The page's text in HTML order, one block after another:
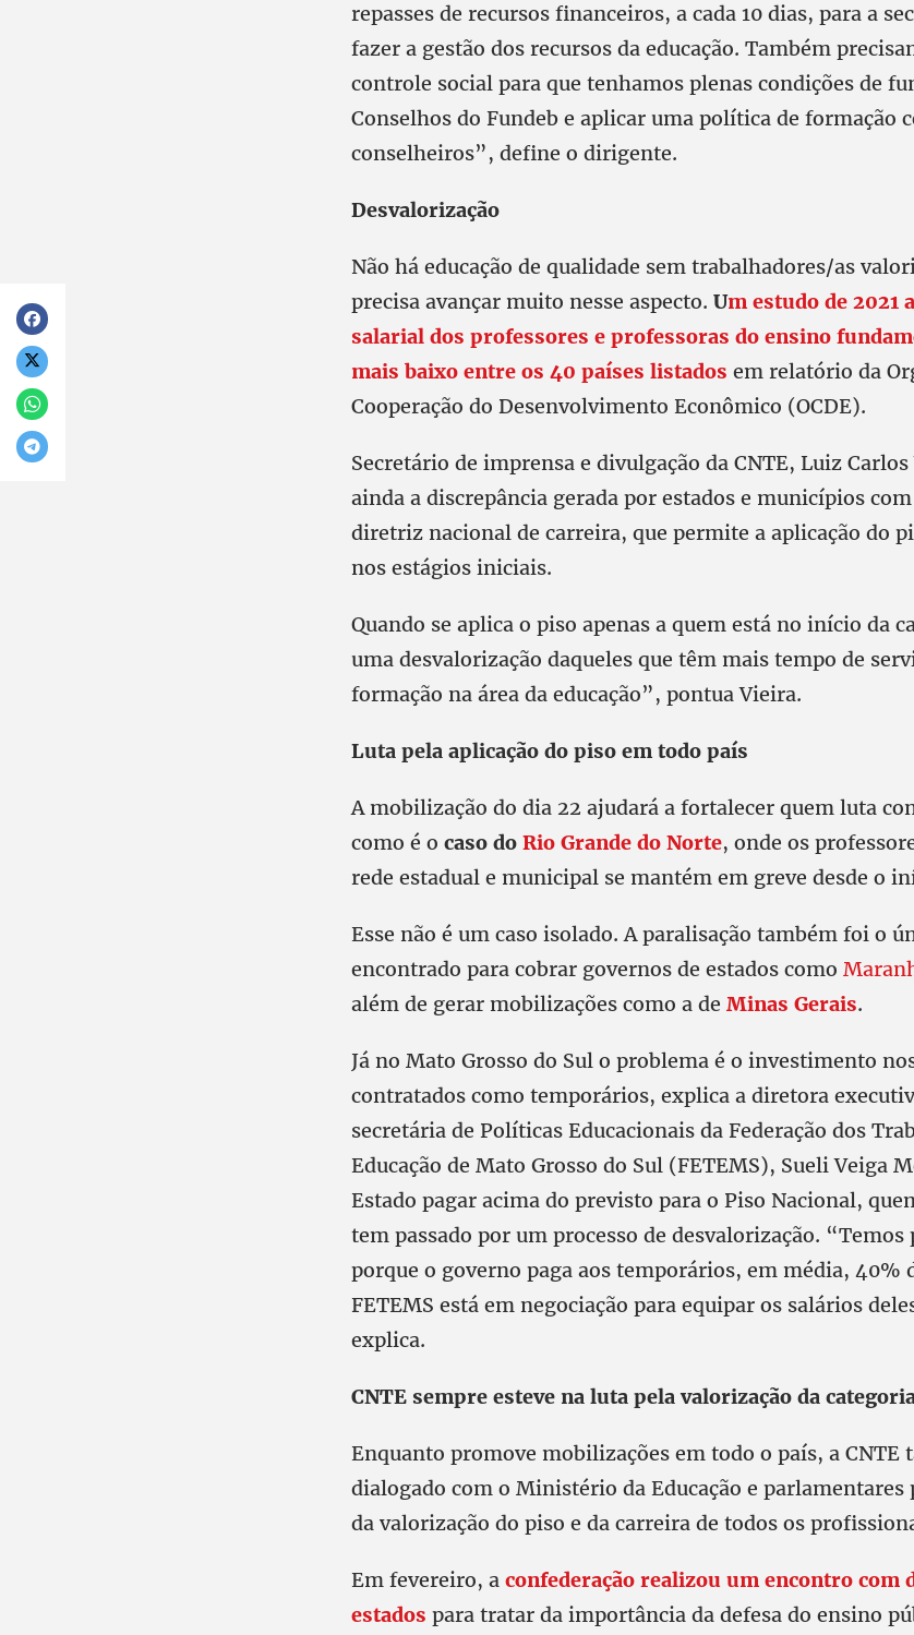
repasses de recursos financeiros, a cada 10 dias, para a
fazer a gestão dos recursos da educação. Também
controle social para que tenhamos plenas condições de
Conselhos do Fundeb e aplicar uma política de formação
conselheiros”, define o dirigente.
Desvalorização
Não há educação de qualidade sem trabalhadores/as
precisa avançar muito nesse aspecto. Um estudo de 2021
salarial dos professores e professoras do ensino
mais baixo entre os 40 países listados em relatório da
Cooperação do Desenvolvimento Econômico (OCDE).
Secretário de imprensa e divulgação da CNTE, Luiz
ainda a discrepância gerada por estados e municípios
diretriz nacional de carreira, que permite a aplicação do
nos estágios iniciais.
Quando se aplica o piso apenas a quem está no início da
uma desvalorização daqueles que têm mais tempo de
formação na área da educação”, pontua Vieira.
Luta pela aplicação do piso em todo país
A mobilização do dia 22 ajudará a fortalecer quem luta
como é o caso do Rio Grande do Norte, onde os
rede estadual e municipal se mantém em greve desde o
Esse não é um caso isolado. A paralisação também foi o
encontrado para cobrar governos de estados como
além de gerar mobilizações como a de Minas Gerais.
Já no Mato Grosso do Sul o problema é o investimento
contratados como temporários, explica a diretora
secretária de Políticas Educacionais da Federação dos
Educação de Mato Grosso do Sul (FETEMS), Sueli Veiga
Estado pagar acima do previsto para o Piso Nacional,
tem passado por um processo de desvalorização.
porque o governo paga aos temporários, em média, 40%
FETEMS está em negociação para equipar os salários
explica.
CNTE sempre esteve na luta pela valorização da
Enquanto promove mobilizações em todo o país, a CNTE
dialogado com o Ministério da Educação e parlamentares
da valorização do piso e da carreira de todos os
Em fevereiro, a confederação realizou um encontro com
estados para tratar da importância da defesa do ensino